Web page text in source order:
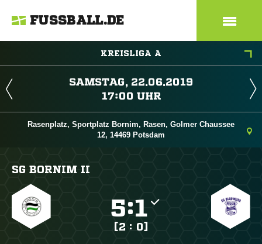
FUSSBALL.DE
KREISLIGA A
 
 
Rasenplatz, Sportplatz Bornim, Rasen, Golmer Chaussee
12, 14469 Potsdam
SG BORNIM II
:
[2 : 0]